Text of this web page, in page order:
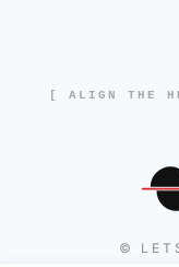
[ ALIGN THE
©